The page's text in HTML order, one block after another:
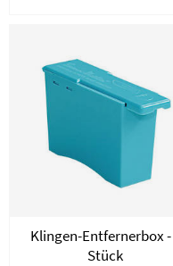
Klingen-Entfernerbox -
Stück